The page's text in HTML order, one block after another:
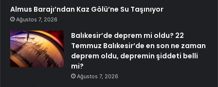
Almus Barajı’ndan Kaz Gölü’ne Su Taşınıyor
Ağustos 7, 2026
Balıkesir’de deprem mi oldu? 22
Temmuz Balıkesir’de en son ne zaman
deprem oldu, depremin şiddeti belli
mi?
Ağustos 7, 2026